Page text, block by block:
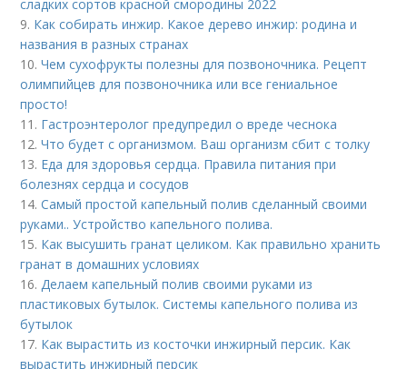
сладких сортов красной смородины 2022
9. Как собирать инжир. Какое дерево инжир: родина и
названия в разных странах
10.Чем сухофрукты полезны для позвоночника. Рецепт
олимпийцев для позвоночника или все гениальное
просто!
11. Гастроэнтеролог предупредил о вреде чеснока
12.Что будет с организмом. Ваш организм сбит с толку
13. Еда для здоровья сердца. Правила питания при
болезнях сердца и сосудов
14.Самый простой капельный полив сделанный своими
руками.. Устройство капельного полива.
15. Как высушить гранат целиком. Как правильно хранить
гранат в домашних условиях
16. Делаем капельный полив своими руками из
пластиковых бутылок. Системы капельного полива из
бутылок
17. Как вырастить из косточки инжирный персик. Как
вырастить инжирный персик